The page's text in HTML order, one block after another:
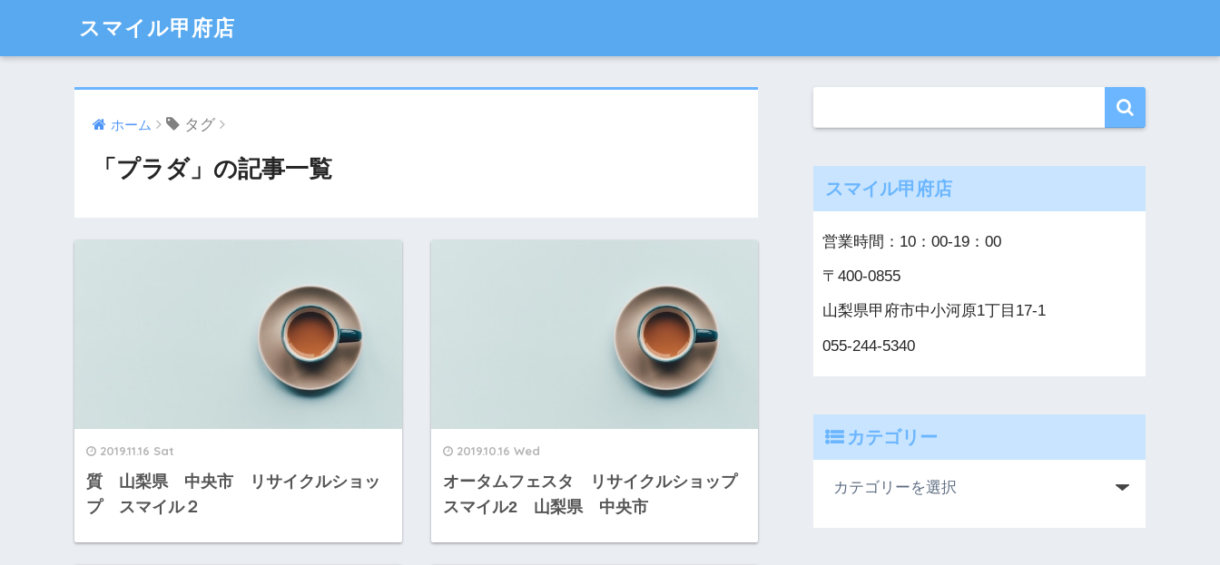
スマイル甲府店
ホーム タグ
「プラダ」の記事一覧
2019.11.16 Sat
質 山梨県 中央市 リサイクルショッ
プ スマイル２
2019.10.16 Wed
オータムフェスタ リサイクルショップ
スマイル2 山梨県 中央市
スマイル甲府店
営業時間：10：00‐19：00
〒400-0855
山梨県甲府市中小河原1丁目17-1
055-244-5340
カテゴリー